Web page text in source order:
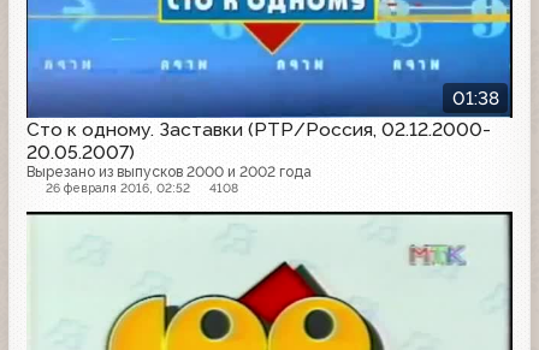
01:38
Сто к одному. Заставки (РТР/Россия, 02.12.2000-
20.05.2007)
Вырезано из выпусков 2000 и 2002 года
26 февраля 2016, 02:52 4108